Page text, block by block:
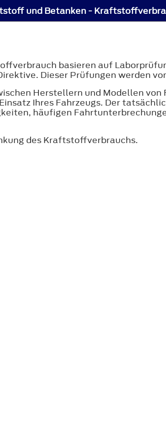
und Betanken -
basieren auf
Dieser Prüfungen werden
Herstellern und Modellen von
Ihres Fahrzeugs. Der
häufigen
des Kraftstoffverbrauchs.